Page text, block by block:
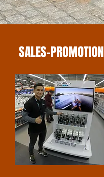
SALES-PROMOTION